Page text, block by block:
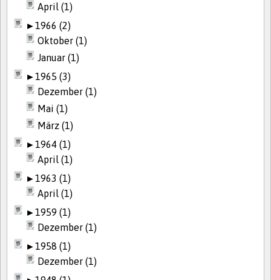
April (1)
►1966 (2)
Oktober (1)
Januar (1)
►1965 (3)
Dezember (1)
Mai (1)
März (1)
►1964 (1)
April (1)
►1963 (1)
April (1)
►1959 (1)
Dezember (1)
►1958 (1)
Dezember (1)